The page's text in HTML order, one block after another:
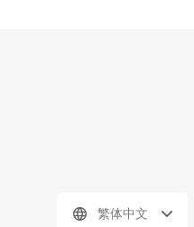
繁体中文